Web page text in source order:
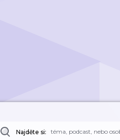
Najděte si: